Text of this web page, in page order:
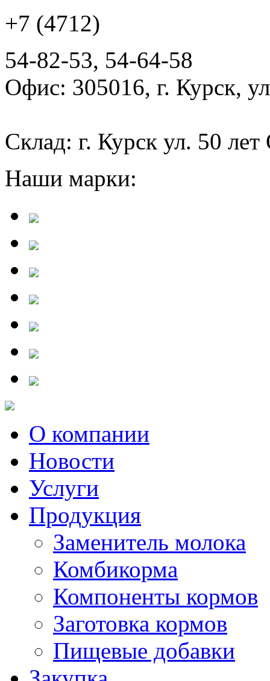
+7 (4712)
54-82-53, 54-64-58
Офис: 305016, г. Курск,
Склад: г. Курск ул. 50 лет
Наши марки:
О компании
Новости
Услуги
Продукция
Заменитель молока
Комбикорма
Компоненты кормов
Заготовка кормов
Пищевые добавки